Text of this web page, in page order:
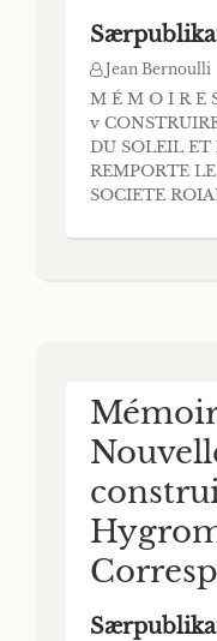
Jean Bernoulli
M É M O I R E
v
DU SOLEIL ET
REMPORTE
SOCIETE
VAK Mr. JEAN